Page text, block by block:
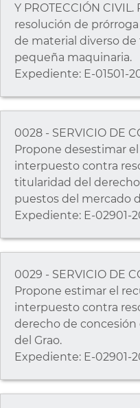
Y PROTECCIÓN
resolución de
de material diverso
pequeña maquinaria.
Expediente: E-01501-
0028 - SERVICIO DE
Propone desestimar
interpuesto contra
titularidad del
puestos del mercado
Expediente: E-02901-
0029 - SERVICIO DE
Propone estimar el
interpuesto contra
derecho de
del Grao.
Expediente: E-02901-